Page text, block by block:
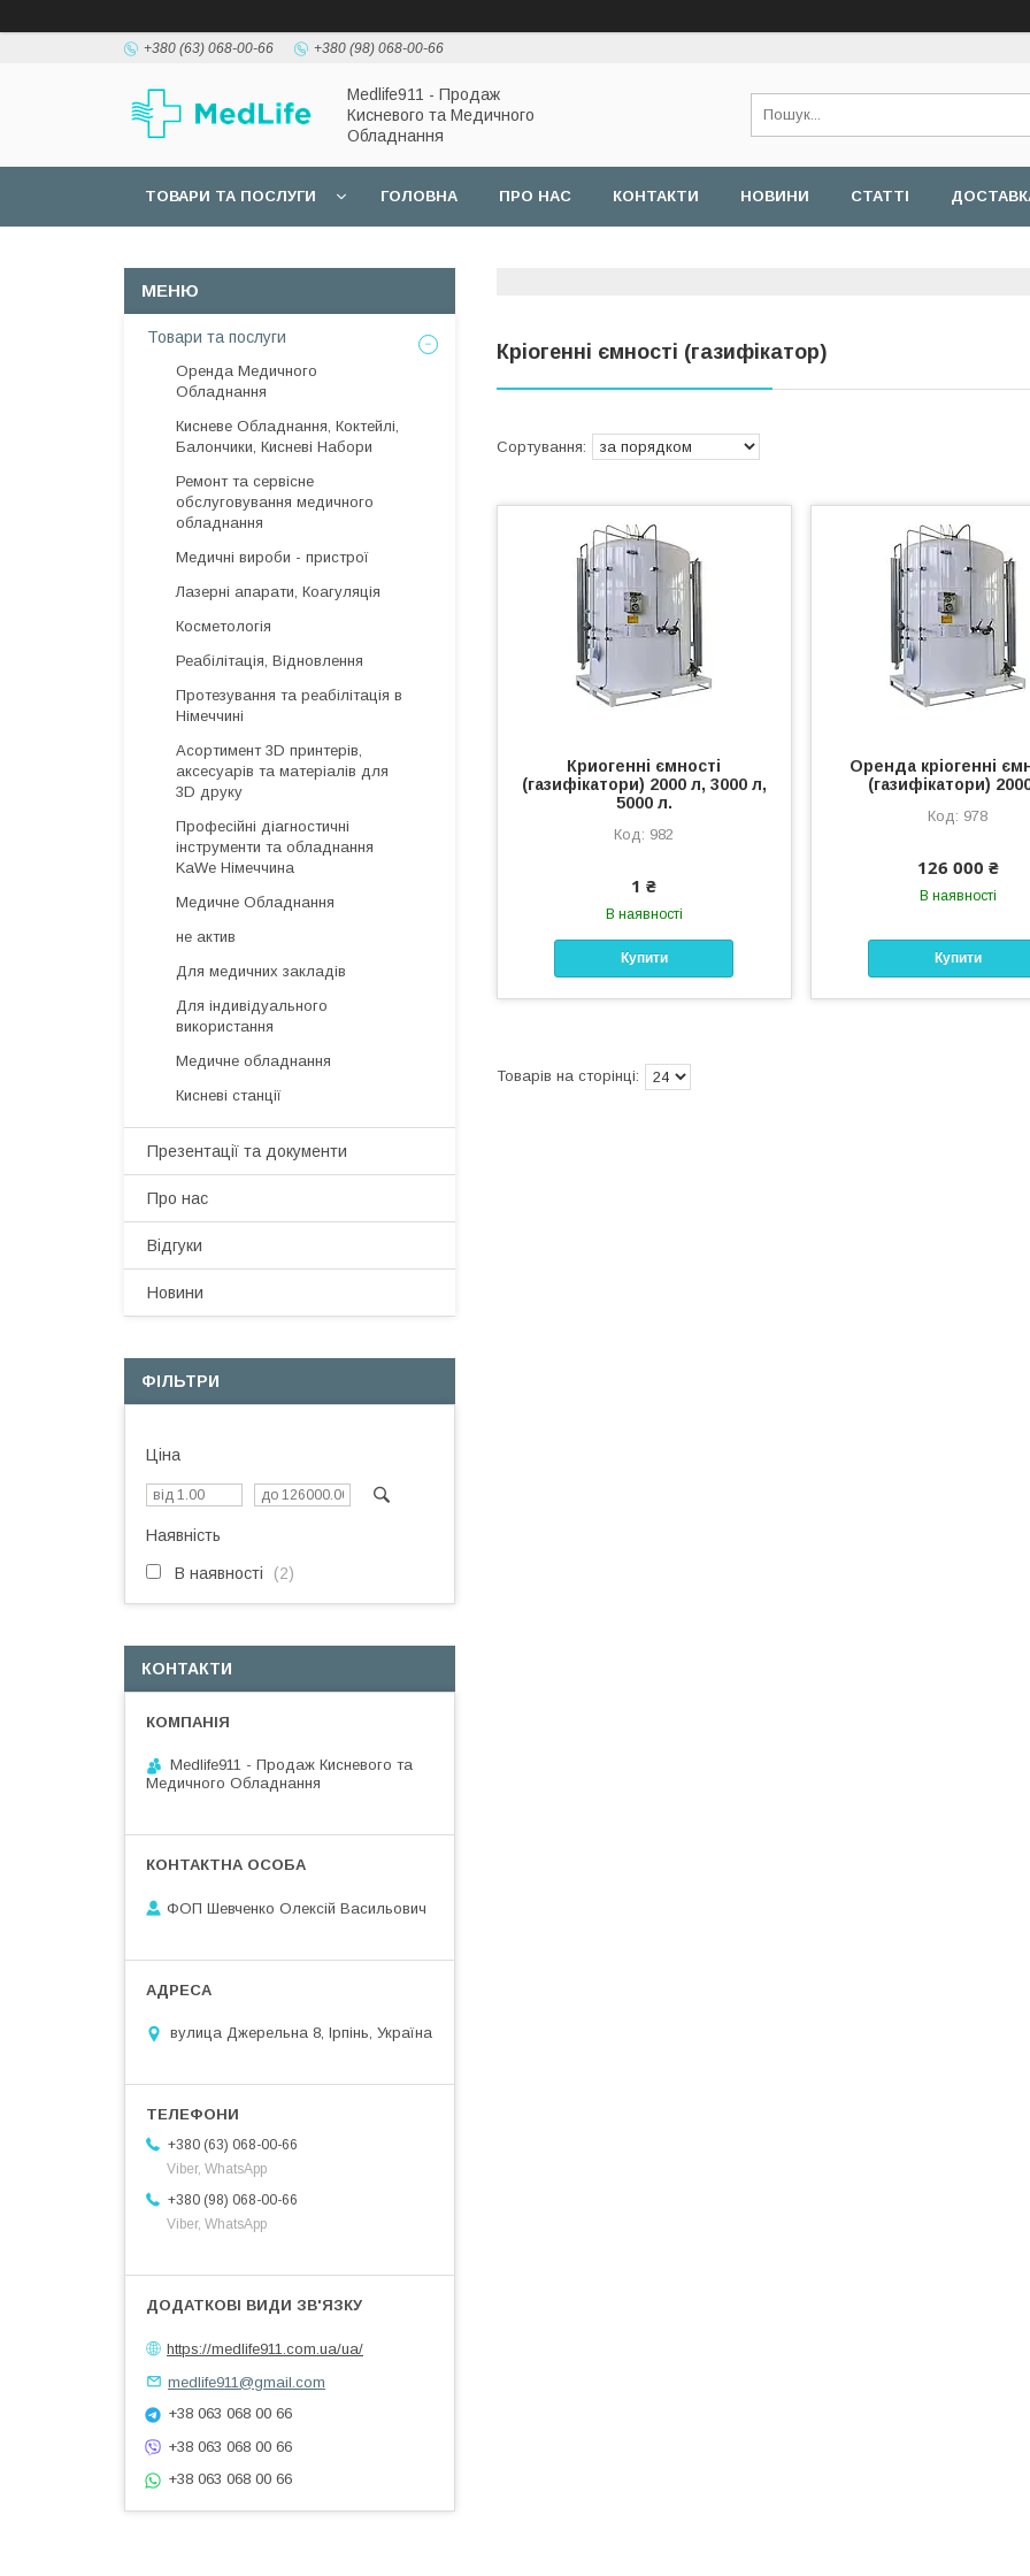
+380 (63) 068-00-66 +380 (98) 068-00-66
Medlife911 - Продаж
Кисневого та Медичного
Обладнання
ТОВАРИ ТА ПОСЛУГИ ГОЛОВНА ПРО НАС КОНТАКТИ НОВИНИ СТАТТІ
Кріогенні ємності (газифікатор)
Криогенні ємності
(газифікатори) 2000 л, 3000 л,
5000 л.
982
1 ₴
В наявності
Купити
Оренда кріогенні
(газифікатори)
978
126 000 ₴
В наявності
Купити
Товари та послуги
Оренда Медичного
Обладнання
Кисневе Обладнання, Коктейлі,
Балончики, Кисневі Набори
Ремонт та сервісне
обслуговування медичного
обладнання
Медичні вироби - пристрої
Лазерні апарати, Коагуляція
Косметологія
Реабілітація, Відновлення
Протезування та реабілітація в
Німеччині
Асортимент 3D принтерів,
аксесуарів та матеріалів для
3D друку
Професійні діагностичні
інструменти та обладнання
KaWe Німеччина
Медичне Обладнання
не актив
Для медичних закладів
Для індивідуального
використання
Медичне обладнання
Кисневі станції
Презентації та документи
Про нас
Відгуки
Новини
ФІЛЬТРИ
Ціна
Наявність
В наявності 2
КОНТАКТИ
Medlife911 - Продаж Кисневого та
Медичного Обладнання
ФОП Шевченко Олексій Васильович
вулица Джерельна 8, Ірпінь, Україна
+380 (63) 068-00-66
Viber, WhatsApp
+380 (98) 068-00-66
Viber, WhatsApp
https://medlife911.com.ua/ua/
medlife911@gmail.com
+38 063 068 00 66
+38 063 068 00 66
+38 063 068 00 66